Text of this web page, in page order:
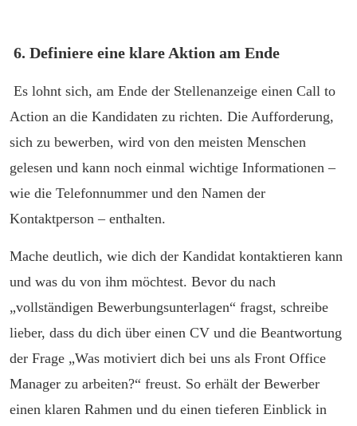
6. Definiere eine klare Aktion am Ende
Es lohnt sich, am Ende der Stellenanzeige einen Call to
Action an die Kandidaten zu richten. Die Aufforderung,
sich zu bewerben, wird von den meisten Menschen
gelesen und kann noch einmal wichtige Informationen –
wie die Telefonnummer und den Namen der
Kontaktperson – enthalten.
Mache deutlich, wie dich der Kandidat kontaktieren kann
und was du von ihm möchtest. Bevor du nach
„vollständigen Bewerbungsunterlagen“ fragst, schreibe
lieber, dass du dich über einen CV und die Beantwortung
der Frage „Was motiviert dich bei uns als Front Office
Manager zu arbeiten?“ freust. So erhält der Bewerber
einen klaren Rahmen und du einen tieferen Einblick in